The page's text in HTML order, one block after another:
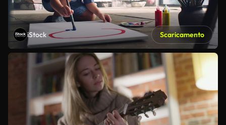
iStock Scaricamento